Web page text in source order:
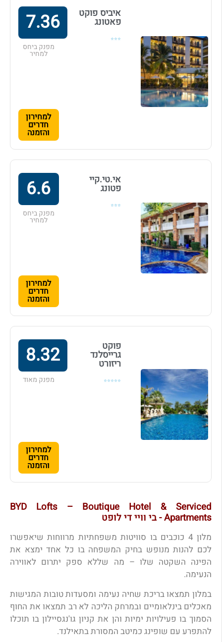
איביס פוקט
פאטונג
⭐⭐⭐
7.36
מפנק ביחס
למחיר
למחירון
חדרים
והזמנה
אי.טי.קיי
פטונג
⭐⭐⭐
6.6
מפנק ביחס
למחיר
למחירון
חדרים
והזמנה
פוקט
גרייסלנד
ריזורט
⭐⭐⭐⭐⭐
8.32
מפנק מאוד
למחירון
חדרים
והזמנה
BYD Lofts – Boutique Hotel & Serviced
Apartments - בי וויי די לופט
מלון 4 כוכבים בו סוויטות משפחתיות מרווחות שיאפשרו
לכם להנות מנופש בחיק המשפחה בו כל אחד ימצא את
הפינה השקטה שלו – מה שללא ספק יתרום לאווירה
הנעימה.
במלון תמצאו בריכת שחיה נעימה ומסעדות טובות המגישות
מאכלים בינלאומיים ובמרחק הליכה לא רב תמצאו את החוף
הסמוך בו פעילויות ימיות והן את קניון גו'נגסיילון בו תוכלו
להתפרע עם שופינג כמיטב המסורת בתאילנד.